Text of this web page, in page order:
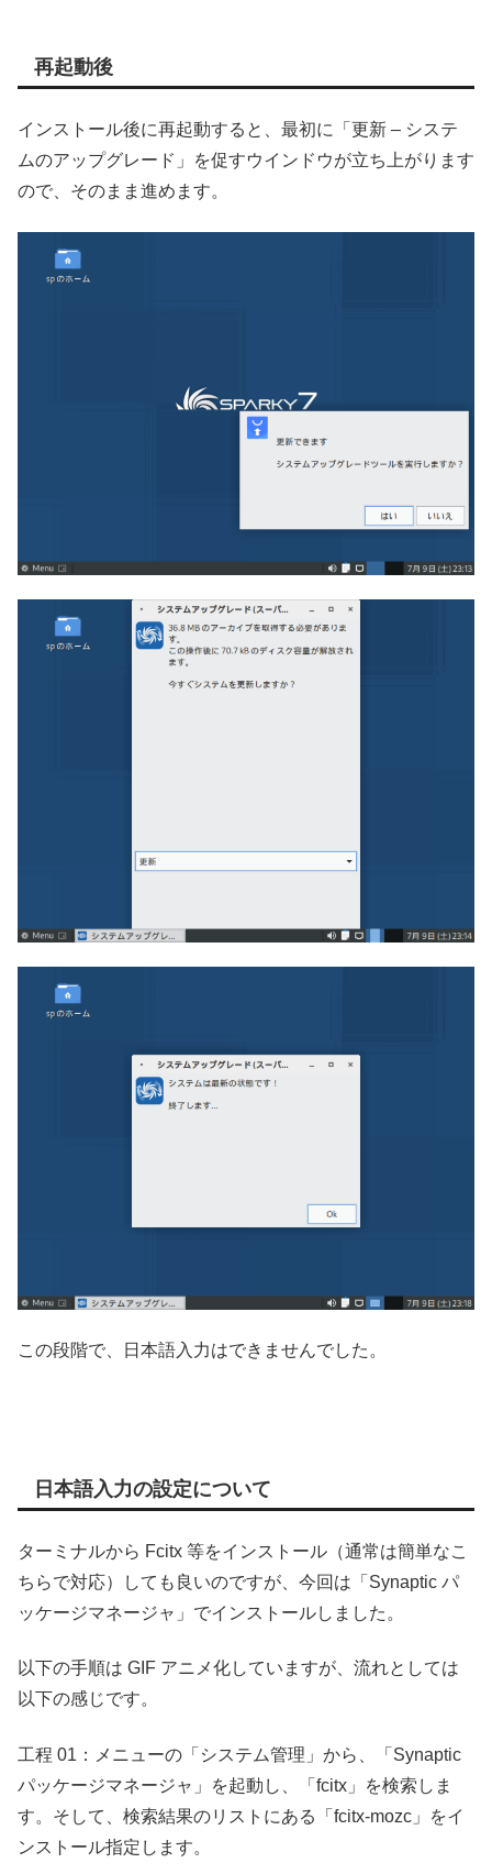
再起動後
インストール後に再起動すると、最初に「更新 – システ
ムのアップグレード」を促すウインドウが立ち上がります
ので、そのまま進めます。
この段階で、日本語入力はできませんでした。
日本語入力の設定について
ターミナルから Fcitx 等をインストール（通常は簡単なこ
ちらで対応）しても良いのですが、今回は「Synaptic パ
ッケージマネージャ」でインストールしました。
以下の手順は GIF アニメ化していますが、流れとしては
以下の感じです。
工程 01：メニューの「システム管理」から、「Synaptic
パッケージマネージャ」を起動し、「fcitx」を検索しま
す。そして、検索結果のリストにある「fcitx-mozc」をイ
ンストール指定します。